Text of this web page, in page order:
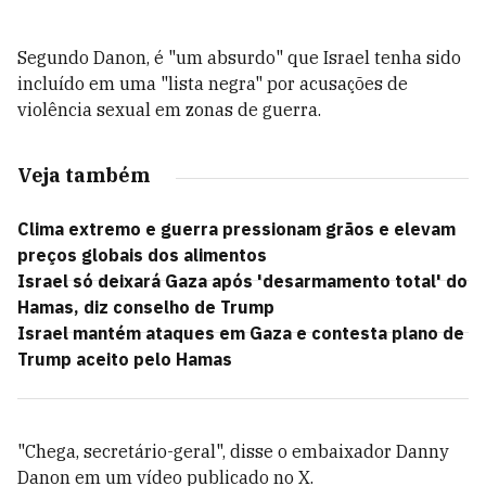
Segundo Danon, é "um absurdo" que Israel tenha sido
incluído em uma "lista negra" por acusações de
violência sexual em zonas de guerra.
Veja também
Clima extremo e guerra pressionam grãos e elevam
preços globais dos alimentos
Israel só deixará Gaza após 'desarmamento total' do
Hamas, diz conselho de Trump
Israel mantém ataques em Gaza e contesta plano de
Trump aceito pelo Hamas
"Chega, secretário-geral", disse o embaixador Danny
Danon em um vídeo publicado no X.